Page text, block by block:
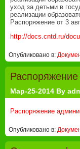
уход за детьми в
реализации
Распоряжение от 3
http://docs.cntd.ru/
Опубликовано в:
Мар-25-2014 By
Распоряжение
oz
green
coffee
pure
about
green
website
air
conditioning
web
hosting
anabolic
steroids
steroids
online
hosting
company
diet
Опубликовано в: